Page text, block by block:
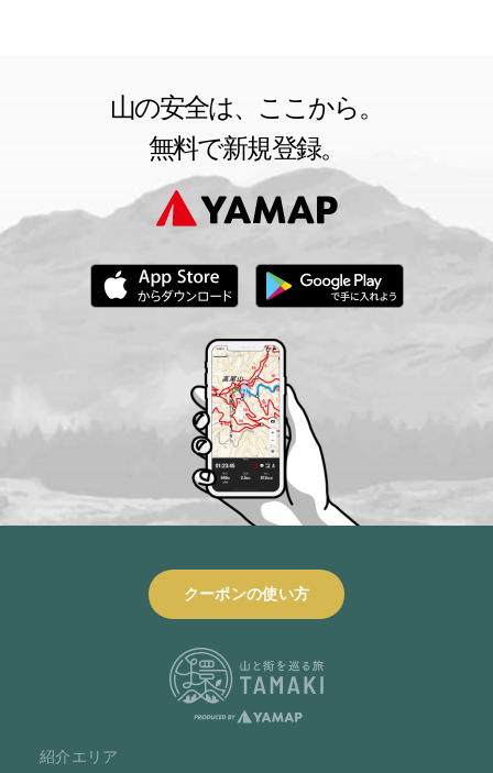
山の安全は、ここから。
無料で新規登録。
クーポンの使い方
紹介エリア